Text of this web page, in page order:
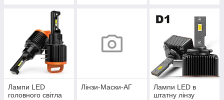
Лампи LED
головного світла
Лінзи-Маски-АГ
Лампи LED в
штатну лінзу